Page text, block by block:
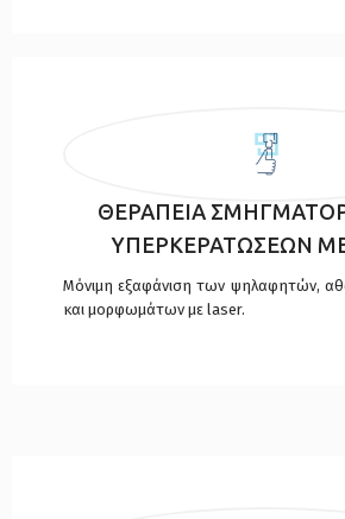
ΘΕΡΑΠΕΙΑ
ΥΠΕΡΚΕΡΑΤΩΣΕΩΝ ΜΕ
Μόνιμη εξαφάνιση των ψηλαφητών,
και μορφωμάτων με laser.